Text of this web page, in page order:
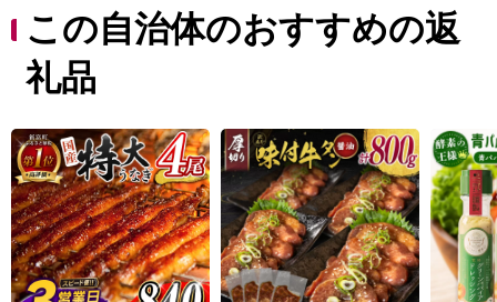
チ」のブランドは、各種メディアに取り上げられたほ
か、銀座の一流菓子店に愛用されるなど、全国的に高い
知名度を得ています。
物・アカウミガメの貴重な産卵地。日本遺産に選定され
た古墳群や、400年の時を越えて受け継がれている神楽が
地域に息づいており、歴史の色濃いふるさとでもありま
す。
また、新富町は全国と比較しても若い農家が多く、新し
い農業への取り組みが活発な自治体です。「100年先も続
く農業」を確立するため、昔ながらの農業からアグリテ
ック（農業×IT）まで、さまざまなスタイルの農業が行わ
この自治体のおすすめの返
礼品